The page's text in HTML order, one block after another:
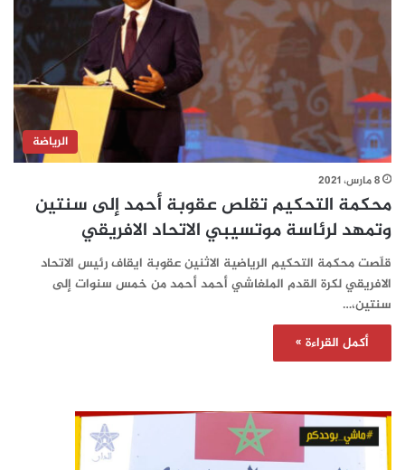
الرياضة
8 مارس، 2021
محكمة التحكيم تقلص عقوبة أحمد إلى سنتين
وتمهد لرئاسة موتسيبي الاتحاد الافريقي
قلّصت محكمة التحكيم الرياضية الاثنين عقوبة ايقاف رئيس الاتحاد
الافريقي لكرة القدم الملغاشي أحمد أحمد من خمس سنوات إلى
سنتين،…
أكمل القراءة »